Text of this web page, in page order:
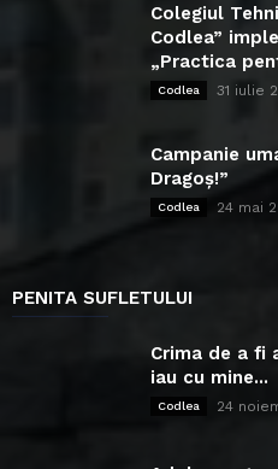
Colegiul
Codlea”
„Practica
Codlea 31 iulie
Campanie
Dragoș!”
Codlea 24 mai
PENITA SUFLETULUI
Crima de a fi
iau cu mine...
Codlea 24